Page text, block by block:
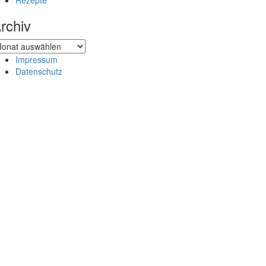
Impressum
Datenschutz